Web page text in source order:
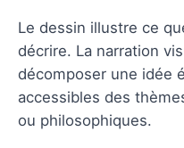
Le dessin illustre ce
décrire. La narration
décomposer une idée
accessibles des
ou philosophiques.